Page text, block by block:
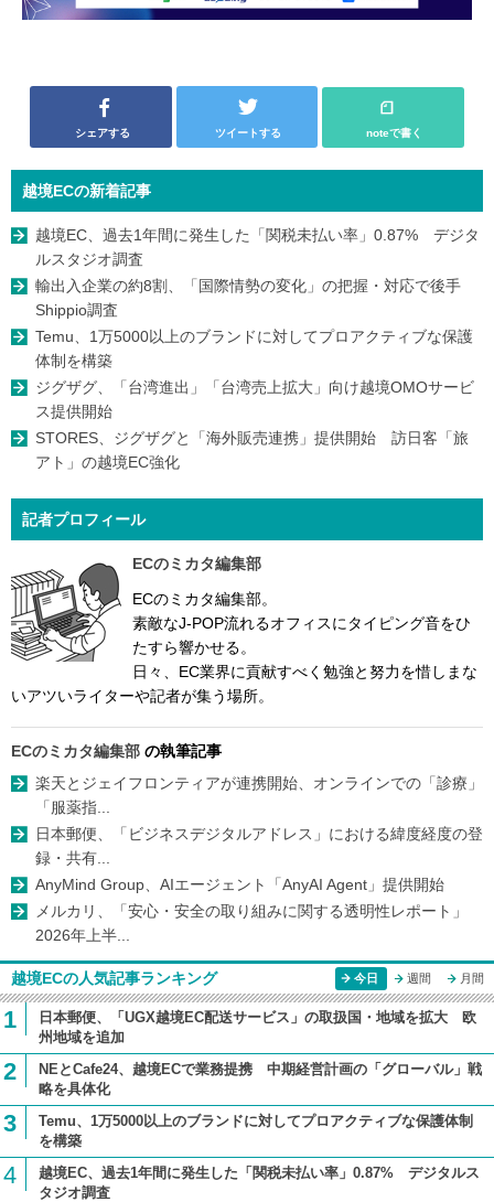
シェアする ツイートする noteで書く
越境ECの新着記事
越境EC、過去1年間に発生した「関税未払い率」0.87% デジタ
ルスタジオ調査
輸出入企業の約8割、「国際情勢の変化」の把握・対応で後手
Shippio調査
Temu、1万5000以上のブランドに対してプロアクティブな保護
体制を構築
ジグザグ、「台湾進出」「台湾売上拡大」向け越境OMOサービ
ス提供開始
STORES、ジグザグと「海外販売連携」提供開始 訪日客「旅
アト」の越境EC強化
記者プロフィール
ECのミカタ編集部
ECのミカタ編集部。
素敵なJ-POP流れるオフィスにタイピング音をひ
たすら響かせる。
日々、EC業界に貢献すべく勉強と努力を惜しまな
いアツいライターや記者が集う場所。
ECのミカタ編集部 の執筆記事
楽天とジェイフロンティアが連携開始、オンラインでの「診療」
「服薬指...
日本郵便、「ビジネスデジタルアドレス」における緯度経度の登
録・共有...
AnyMind Group、AIエージェント「AnyAI Agent」提供開始
メルカリ、「安心・安全の取り組みに関する透明性レポート」
2026年上半...
越境ECの人気記事ランキング 今日 週間 月間
1
日本郵便、「UGX越境EC配送サービス」の取扱国・地域を拡大 欧
州地域を追加
2
NEとCafe24、越境ECで業務提携 中期経営計画の「グローバル」戦
略を具体化
3
Temu、1万5000以上のブランドに対してプロアクティブな保護体制
を構築
4
越境EC、過去1年間に発生した「関税未払い率」0.87% デジタルス
タジオ調査